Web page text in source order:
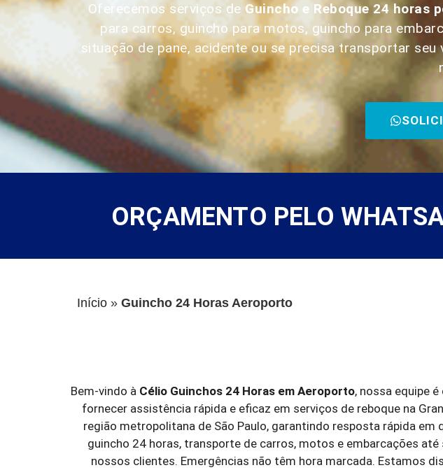
Oferecemos serviços de Guincho e Reboque 24 horas
para carros, guincho para motos, guincho para
situação de pane, acidente ou se precisa transportar
ORÇAMENTO PELO
Início » Guincho 24 Horas Aeroporto
Bem-vindo à Célio Guinchos 24 Horas em Aeroporto, nossa equipe
fornecer assistência rápida e eficaz em serviços de reboque na
região metropolitana de São Paulo, garantindo resposta rápida
guincho 24 horas, transporte de carros, motos e embarcações
nossos clientes. Emergências não têm hora marcada. Estamos